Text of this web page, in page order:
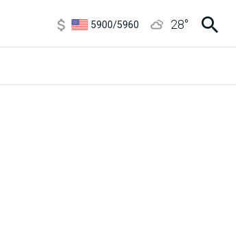
5900/5960
28°